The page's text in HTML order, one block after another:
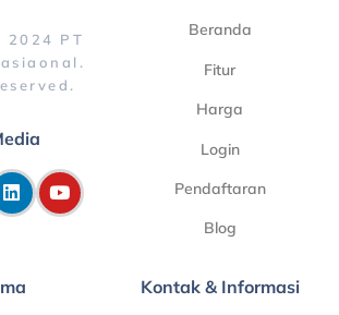
PT
Beranda
Fitur
Harga
Login
Pendaftaran
Blog
Kontak & Informasi